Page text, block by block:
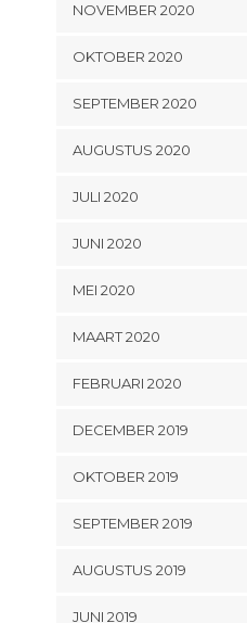
NOVEMBER 2020
OKTOBER 2020
SEPTEMBER 2020
AUGUSTUS 2020
JULI 2020
JUNI 2020
MEI 2020
MAART 2020
FEBRUARI 2020
DECEMBER 2019
OKTOBER 2019
SEPTEMBER 2019
AUGUSTUS 2019
JUNI 2019